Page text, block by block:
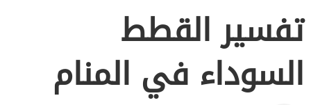
تفسير القطط
السوداء في المنام